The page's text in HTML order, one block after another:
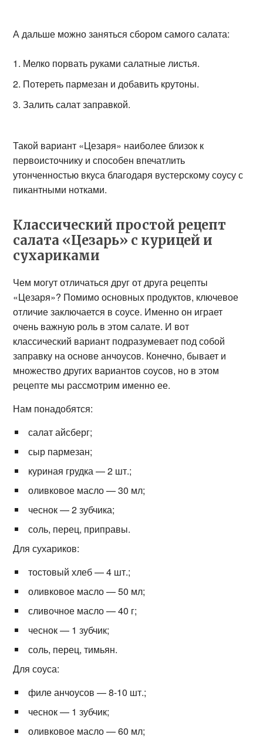
А дальше можно заняться сбором самого салата:
Мелко порвать руками салатные листья.
Потереть пармезан и добавить крутоны.
Залить салат заправкой.
Такой вариант «Цезаря» наиболее близок к
первоисточнику и способен впечатлить
утонченностью вкуса благодаря вустерскому соусу с
пикантными нотками.
Классический простой рецепт
салата «Цезарь» с курицей и
сухариками
Чем могут отличаться друг от друга рецепты
«Цезаря»? Помимо основных продуктов, ключевое
отличие заключается в соусе. Именно он играет
очень важную роль в этом салате. И вот
классический вариант подразумевает под собой
заправку на основе анчоусов. Конечно, бывает и
множество других вариантов соусов, но в этом
рецепте мы рассмотрим именно ее.
Нам понадобятся:
салат айсберг;
сыр пармезан;
куриная грудка — 2 шт.;
оливковое масло — 30 мл;
чеснок — 2 зубчика;
соль, перец, приправы.
Для сухариков:
тостовый хлеб — 4 шт.;
оливковое масло — 50 мл;
сливочное масло — 40 г;
чеснок — 1 зубчик;
соль, перец, тимьян.
Для соуса:
филе анчоусов — 8-10 шт.;
чеснок — 1 зубчик;
оливковое масло — 60 мл;